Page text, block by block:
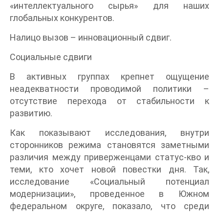
«интеллектуального сырья» для наших
глобальных конкурентов.
Налицо вызов – инновационный сдвиг.
Социальные сдвиги
В активных группах крепнет ощущение
неадекватности проводимой политики –
отсутствие перехода от стабильности к
развитию.
Как показывают исследования, внутри
сторонников режима становятся заметными
различия между приверженцами статус-кво и
теми, кто хочет новой повестки дня. Так,
исследование «Социальный потенциал
модернизации», проведенное в Южном
федеральном округе, показало, что среди